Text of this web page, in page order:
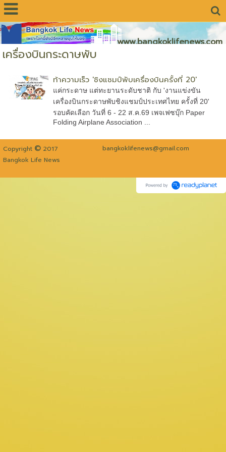
www.bangkoklifenews.com
เครื่องบินกระดาษพับ
ท้าความเร็ว 'ชิงแชมป์พับเครื่องบินครั้งที่ 20'
แค่กระดาษ แต่ทะยานระดับชาติ กับ 'งานแข่งขัน
เครื่องบินกระดาษพับชิงแชมป์ประเทศไทย ครั้งที่ 20'
รอบคัดเลือก วันที่ 6 - 22 ส.ค.69 เพจเฟซบุ๊ก Paper
Folding Airplane Association ...
Copyright © 2017
bangkoklifenews@gmail.com
Bangkok Life News